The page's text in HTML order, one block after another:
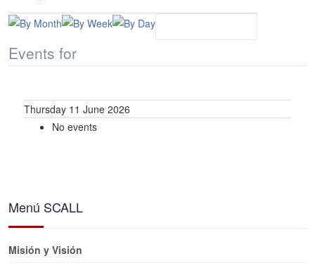
Events for
Thursday 11 June 2026
No events
Menú SCALL
Misión y Visión